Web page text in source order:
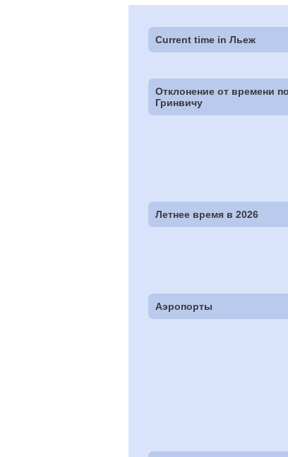
Current time in Льеж
Отклонение от времени по
Гринвичу
Летнее время в 2026
Аэропорты